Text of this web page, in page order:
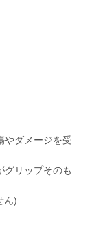
やダメージを受
グリップそのも
ん)